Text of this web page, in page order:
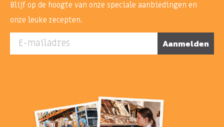
Blijf op de hoogte van onze speciale aanbiedingen en
onze leuke recepten.
E-mailadres Aanmelden